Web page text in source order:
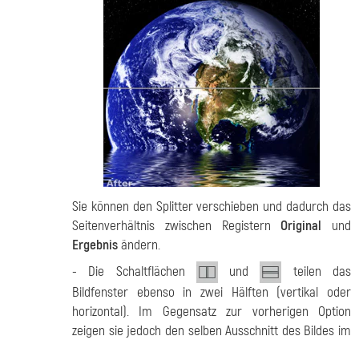
Sie können den Splitter verschieben und dadurch das
Seitenverhältnis zwischen RegisternOriginal und
Ergebnisändern.
- Die Schaltflächen
und
teilen das
Bildfenster ebenso in zwei Hälften (vertikal oder
horizontal). Im Gegensatz zur vorherigen Option
zeigen sie jedoch den selben Ausschnitt des Bildes im